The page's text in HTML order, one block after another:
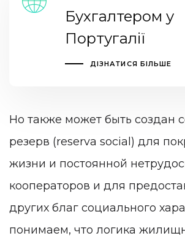
Бухгалтером у
Португалії
ДІЗНАТИСЯ БІЛЬШЕ
Но также может быть создан
резерв (reserva social) для
жизни и постоянной
кооператоров и для
других благ социального
понимаем, что логика